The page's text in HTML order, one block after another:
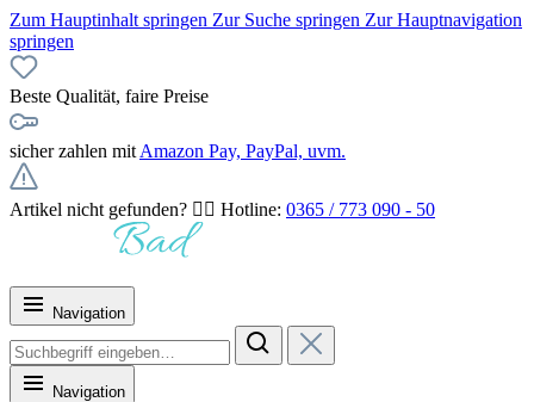
Zum Hauptinhalt springen Zur Suche springen Zur Hauptnavigation
springen
Beste Qualität, faire Preise
sicher zahlen mit Amazon Pay, PayPal, uvm.
Artikel nicht gefunden? 👉🏻 Hotline: 0365 / 773 090 - 50
Navigation
Navigation